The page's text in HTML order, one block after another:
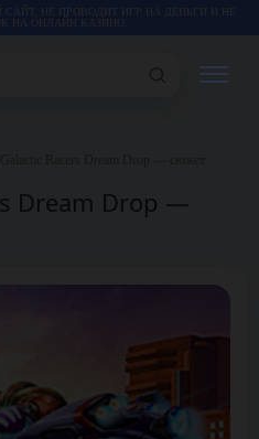
НА ОНЛАЙН КАЗИНО.
Dream Drop —